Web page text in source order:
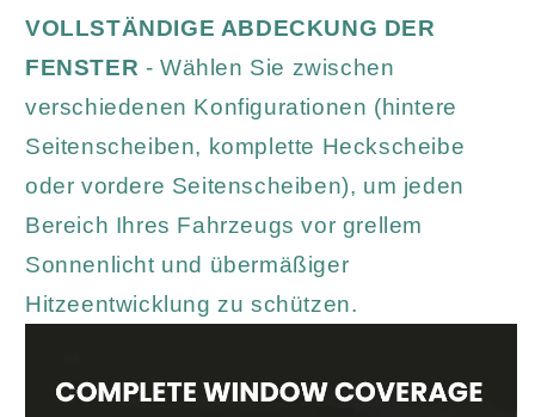
VOLLSTÄNDIGE ABDECKUNG DER
FENSTER - Wählen Sie zwischen
verschiedenen Konfigurationen (hintere
Seitenscheiben, komplette Heckscheibe
oder vordere Seitenscheiben), um jeden
Bereich Ihres Fahrzeugs vor grellem
Sonnenlicht und übermäßiger
Hitzeentwicklung zu schützen.